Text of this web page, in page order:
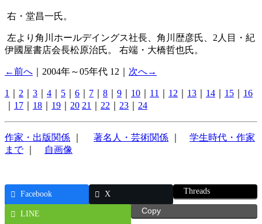
右・堂昌一氏。
左より角川ホールデイングス社長、角川歴彦氏、2人目・紀
伊國屋書店会長松原治氏。 右端・大橋哲也氏。
←前へ ｜2004年～05年代 12｜ 次へ→
1 2 3 4 5 6 7 8 9 10 11 12 13 14 15
16
17 18 19 20 21 22 23 24
作家・出版関係 著名人・芸術関係
学生時代・作家
まで｜ 自画像
Facebook X Threads
LINE Copy